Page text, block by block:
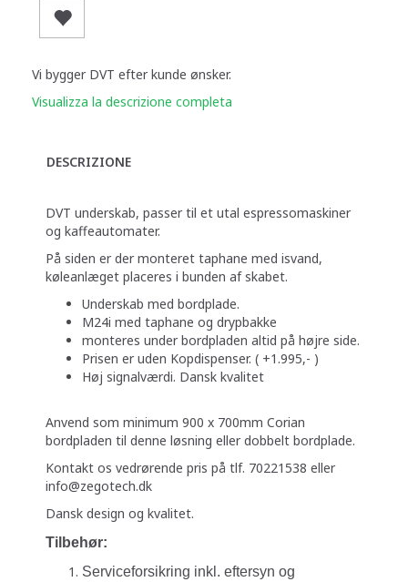
Vi bygger DVT efter kunde ønsker.
Visualizza la descrizione completa
DESCRIZIONE
DVT underskab, passer til et utal espressomaskiner
og kaffeautomater.
På siden er der monteret taphane med isvand,
køleanlæget placeres i bunden af skabet.
Underskab med bordplade.
M24i med taphane og drypbakke
monteres under bordpladen altid på højre side.
Prisen er uden Kopdispenser. ( +1.995,- )
Høj signalværdi. Dansk kvalitet
Anvend som minimum 900 x 700mm Corian
bordpladen til denne løsning eller dobbelt bordplade.
Kontakt os vedrørende pris på tlf. 70221538 eller
info@zegotech.dk
Dansk design og kvalitet.
Tilbehør:
Serviceforsikring inkl. eftersyn og